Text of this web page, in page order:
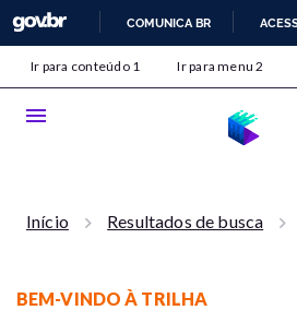
PARA
O
COMUNICA BR
Ir para conteúdo 1 Ir para menu 2
menu
Início keyboard_arrow_right Resultados de busca keyboard_arrow_right
BEM-VINDO À TRILHA